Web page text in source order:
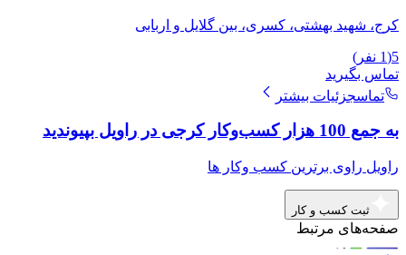
کرج، شهید بهشتى، کسری، بین گلایل و اربابی
5
(
1 نفر)
تماس بگیرید
تماسجزئیات بیشتر
به جمع 100 هزار کسب‌وکار کرجی در راویل بپیوندید
راویل راوی برترین کسب وکار ها
ثبت کسب و کار
صفحه‌های مرتبط